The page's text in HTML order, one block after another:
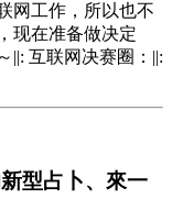
网工作，所以也不
现在准备做决定
||: 互联网决赛圈：||:
型占卜、來一